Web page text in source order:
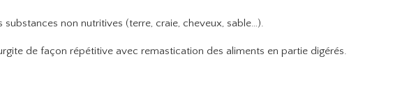
substances non nutritives (terre, craie, cheveux, sable…).
de façon répétitive avec remastication des aliments en partie digérés.